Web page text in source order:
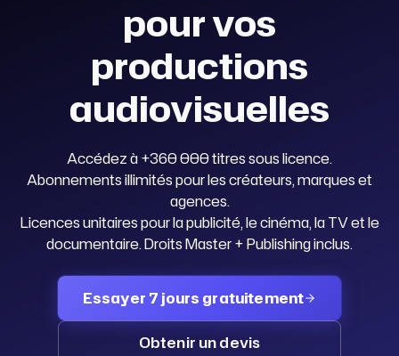
pour vos
productions
audiovisuelles
Accédez à +360 000 titres sous licence.
Abonnements illimités pour les créateurs, marques et
agences.
Licences unitaires pour la publicité, le cinéma, la TV et le
documentaire. Droits Master + Publishing inclus.
Essayer 7 jours gratuitement
Obtenir un devis